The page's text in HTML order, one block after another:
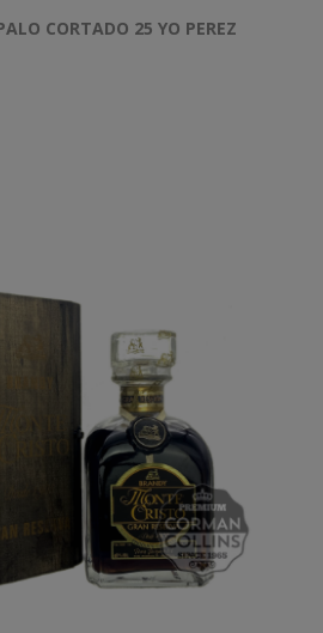
CORTADO 25 YO PEREZ